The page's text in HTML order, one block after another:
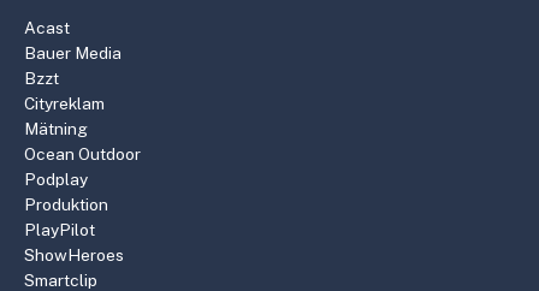
Acast
Bauer Media
Bzzt
Cityreklam
Mätning
Ocean Outdoor
Podplay
Produktion
PlayPilot
ShowHeroes
Smartclip